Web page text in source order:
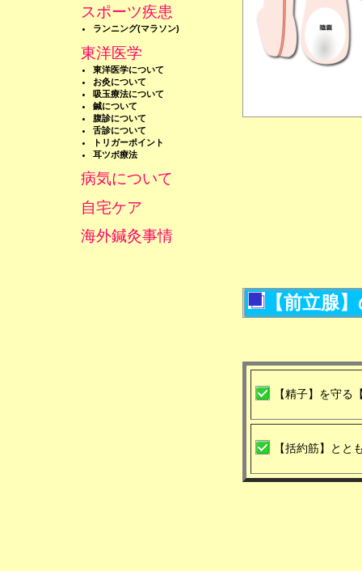
【前立腺
【精子】を守る
【括約筋】とと
スポーツ疾患
ランニング(マラソン)
東洋医学
東洋医学について
お灸について
吸玉療法について
鍼について
腹診について
舌診について
トリガーポイント
耳ツボ療法
病気について
自宅ケア
海外鍼灸事情